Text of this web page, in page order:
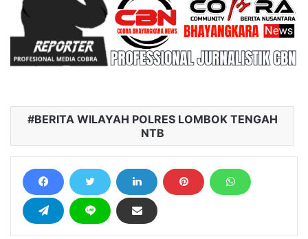
BERITA WILAYAH POLRES LOMBOK TENGAH
NTB